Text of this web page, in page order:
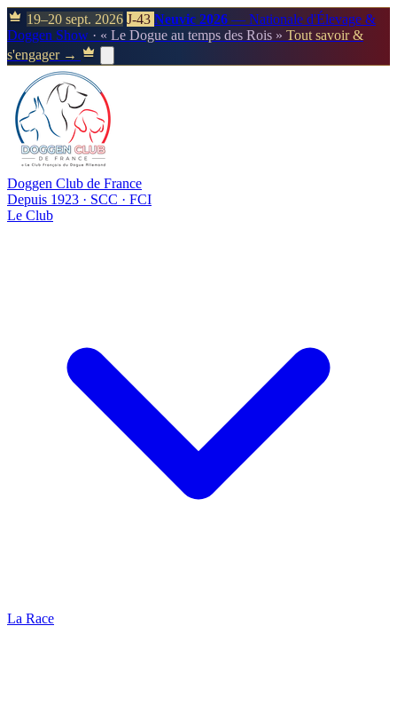
19–20 sept. 2026 J-43 Neuvic 2026 — Nationale d'Élevage &
Doggen Show · « Le Dogue au temps des Rois » Tout savoir &
s'engager →
Doggen Club de France
Depuis 1923 · SCC · FCI
Le Club
La Race